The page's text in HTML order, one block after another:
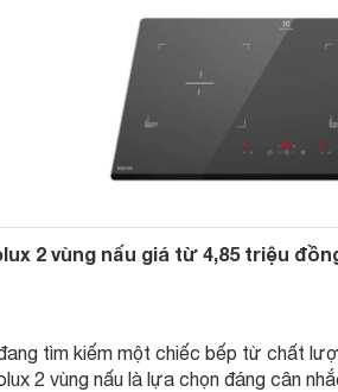
2 vùng nấu giá từ 4,85 triệu
tìm kiếm một chiếc bếp từ chất
2 vùng nấu là lựa chọn đáng cân